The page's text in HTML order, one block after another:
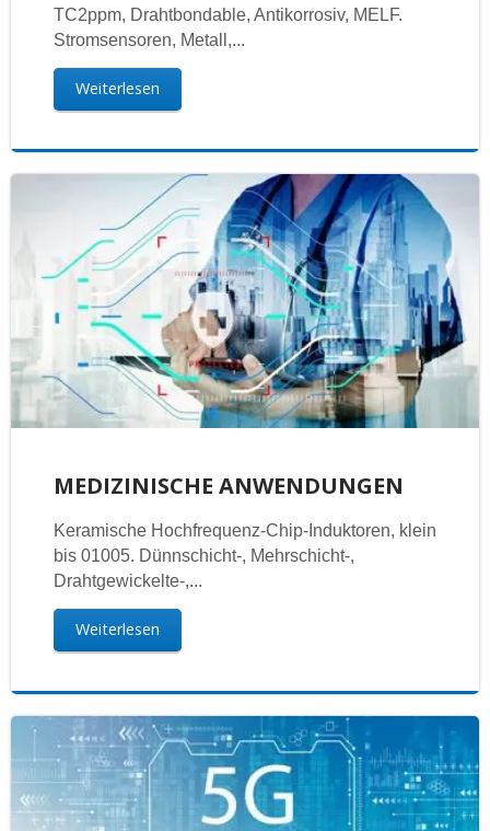
TC2ppm, Drahtbondable, Antikorrosiv, MELF.
Stromsensoren, Metall,...
Weiterlesen
MEDIZINISCHE ANWENDUNGEN
Keramische Hochfrequenz-Chip-Induktoren, klein
bis 01005. Dünnschicht-, Mehrschicht-,
Drahtgewickelte-,...
Weiterlesen